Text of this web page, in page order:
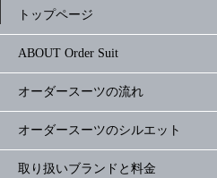
トップページ
ABOUT Order Suit
オーダースーツの流れ
オーダースーツのシルエット
取り扱いブランドと料金